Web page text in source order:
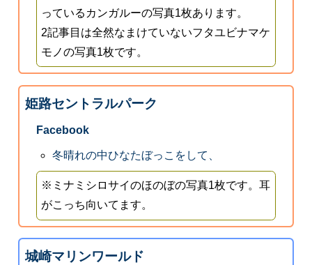
っているカンガルーの写真1枚あります。
2記事目は全然なまけていないフタユビナマケ
モノの写真1枚です。
姫路セントラルパーク
Facebook
冬晴れの中ひなたぼっこをして、
※ミナミシロサイのほのぼの写真1枚です。耳
がこっち向いてます。
城崎マリンワールド